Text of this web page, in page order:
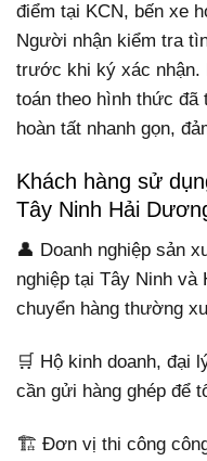
điểm tại KCN, bến xe
Người nhận kiểm tra
trước khi ký xác nhận.
toán theo hình thức đã
hoàn tất nhanh gọn,
Khách hàng sử
Tây Ninh Hải
👤 Doanh nghiệp sản
nghiệp tại Tây Ninh
chuyển hàng thường
🛒 Hộ kinh doanh, đại
cần gửi hàng ghép để
🏗️ Đơn vị thi công